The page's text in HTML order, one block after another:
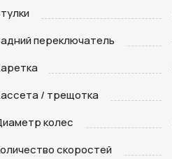
переключатель
/ трещотка
колес
скоростей